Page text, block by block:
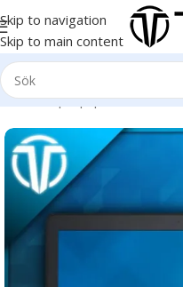
Skip to navigation
Skip to main content
Hem/Laptop | Bärbar dator